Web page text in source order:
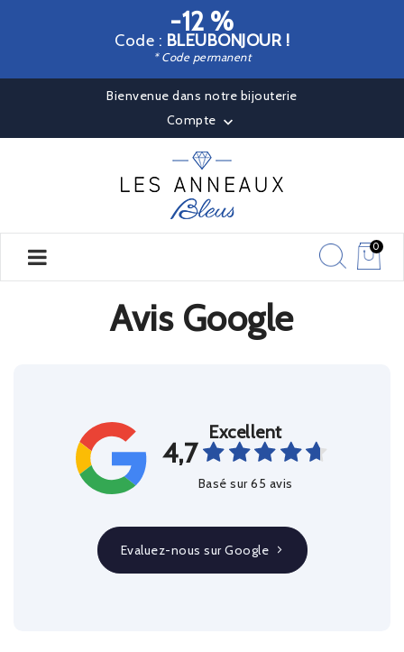
-12 %
Code : BLEUBONJOUR !
* Code permanent
Bienvenue dans notre bijouterie
Compte 
0
Avis Google
Excellent
4,7
Basé sur 65 avis
Evaluez-nous sur Google